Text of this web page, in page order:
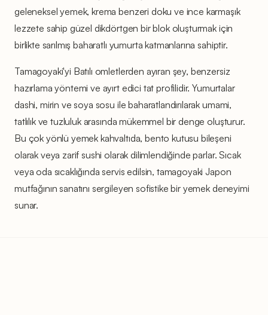
geleneksel yemek, krema benzeri doku ve ince karmaşık
lezzete sahip güzel dikdörtgen bir blok oluşturmak için
birlikte sarılmış baharatlı yumurta katmanlarına sahiptir.
Tamagoyaki'yi Batılı omletlerden ayıran şey, benzersiz
hazırlama yöntemi ve ayırt edici tat profilidir. Yumurtalar
dashi, mirin ve soya sosu ile baharatlandırılarak umami,
tatlılık ve tuzluluk arasında mükemmel bir denge oluşturur.
Bu çok yönlü yemek kahvaltıda, bento kutusu bileşeni
olarak veya zarif sushi olarak dilimlendiğinde parlar. Sıcak
veya oda sıcaklığında servis edilsin, tamagoyaki Japon
mutfağının sanatını sergileyen sofistike bir yemek deneyimi
sunar.